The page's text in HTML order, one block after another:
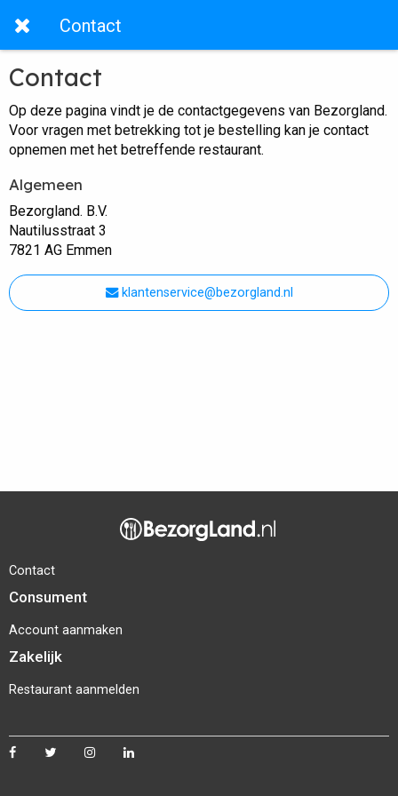
Contact
Contact
Op deze pagina vindt je de contactgegevens van Bezorgland.
Voor vragen met betrekking tot je bestelling kan je contact
opnemen met het betreffende restaurant.
Algemeen
Bezorgland. B.V.
Nautilusstraat 3
7821 AG Emmen
klantenservice@bezorgland.nl
Contact
Consument
Account aanmaken
Zakelijk
Restaurant aanmelden